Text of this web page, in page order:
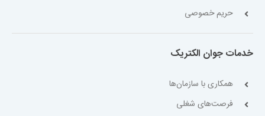
حریم خصوصی
خدمات جوان الکتریک
همکاری با سازمان‌ها
فرصت‌های شغلی